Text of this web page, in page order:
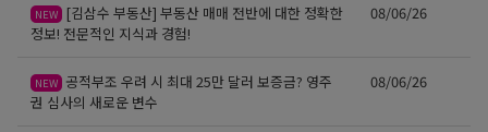
NEW
[김삼수 부동산] 부동산 매매 전반에 대한 정확한
정보! 전문적인 지식과 경험!
08/06/26
NEW 공적부조 우려 시 최대 25만 달러 보증금? 영주
권 심사의 새로운 변수
08/06/26